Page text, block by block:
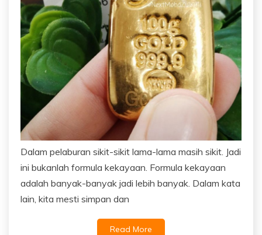
Dalam pelaburan sikit-sikit lama-lama masih sikit. Jadi
ini bukanlah formula kekayaan. Formula kekayaan
adalah banyak-banyak jadi lebih banyak. Dalam kata
lain, kita mesti simpan dan
Read More